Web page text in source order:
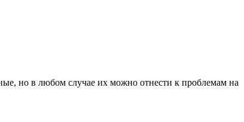
но в любом случае их можно отнести к проблемам на